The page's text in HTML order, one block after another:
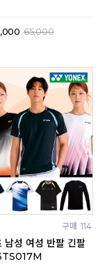
65,000
구매 114
남성 여성 반팔 긴팔